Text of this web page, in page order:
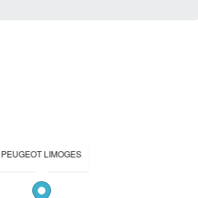
PEUGEOT LIMOGES